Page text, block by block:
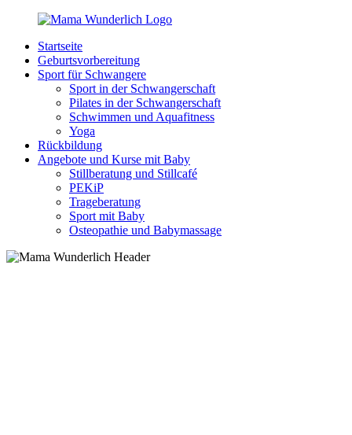
Zurück
Inhalt
MamaWunderlich.de
Mutti
sein
wunderbar!
Startseite
Geburtsvorbereitung
Sport für Schwangere
Sport in der Schwangerschaft
Pilates in der Schwangerschaft
Schwimmen und Aquafitness
Yoga
Rückbildung
Angebote und Kurse mit Baby
Stillberatung und Stillcafé
PEKiP
Trageberatung
Sport mit Baby
Osteopathie und Babymassage